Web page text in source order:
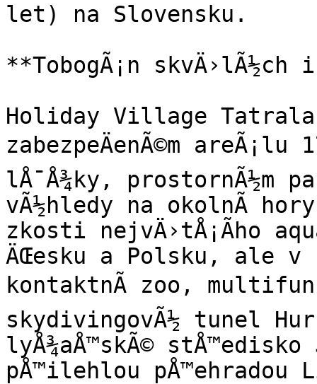
let) na Slovensku.
**TobogÃ¡n
Holiday Village
zabezpeÄenÃ©m
lÅ¯Å¾ky, prostornÃ½m
vÃ½hledy na okolnÃ­
zkosti nejvÄ›tÅ¡Ã­ho
ÄŒesku a Polsku, ale
kontaktnÃ­ zoo,
skydivingovÃ½ tunel
lyÅ¾aÅ™skÃ©
pÅ™ilehlou pÅ™ehradou